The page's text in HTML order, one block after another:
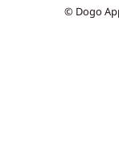
© Dogo